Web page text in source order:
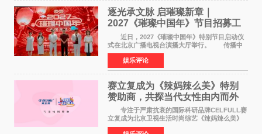
逐光承文脉 启璀璨新章｜
2027《璀璨中国年》节目招募工
作圆满启动
近日，2027《璀璨中国年》特别节目启动仪
式在北京广播电视台演播大厅举行。 传播中
华优秀传统文化，弘扬纯正国风艺术，打造高规
格、高质感、正能量的文艺盛典，是璀璨中国年
矢志不渝的初心
娱乐评论
赛立复成为《辣妈辣么美》特别
赞助商，共探当代女性由内而外
活力美
专注于严肃抗衰的国际科研品牌CELFULL赛
立复成为北京卫视生活时尚综艺《辣妈辣么美》
的特别赞助商,明星辣妈袁咏仪倾情参与，向广大